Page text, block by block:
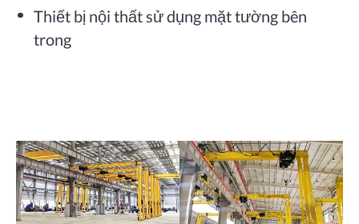
Thiết bị nội thất sử dụng mặt tường bên
trong